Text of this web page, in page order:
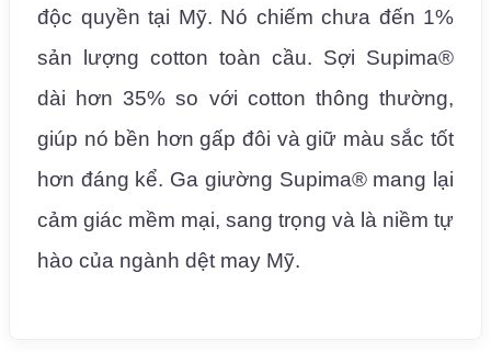
độc quyền tại Mỹ. Nó chiếm chưa đến 1%
sản lượng cotton toàn cầu. Sợi Supima®
dài hơn 35% so với cotton thông thường,
giúp nó bền hơn gấp đôi và giữ màu sắc tốt
hơn đáng kể. Ga giường Supima® mang lại
cảm giác mềm mại, sang trọng và là niềm tự
hào của ngành dệt may Mỹ.